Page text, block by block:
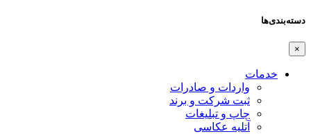
و صادرات
شرکت و برند
و تبلیغات
عکاسی